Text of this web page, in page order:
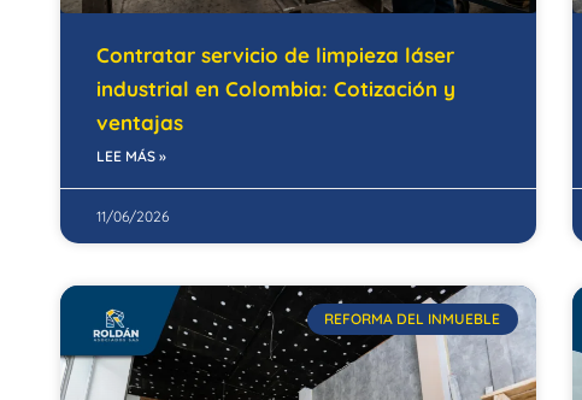
Contratar servicio de limpieza láser
industrial en Colombia: Cotización y
ventajas
LEE MÁS »
11/06/2026
REFORMA DEL INMUEBLE